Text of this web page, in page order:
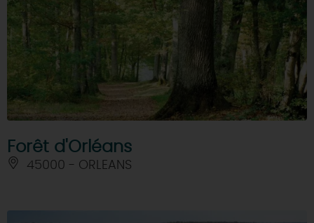
Forêt d'Orléans
45000 - ORLEANS